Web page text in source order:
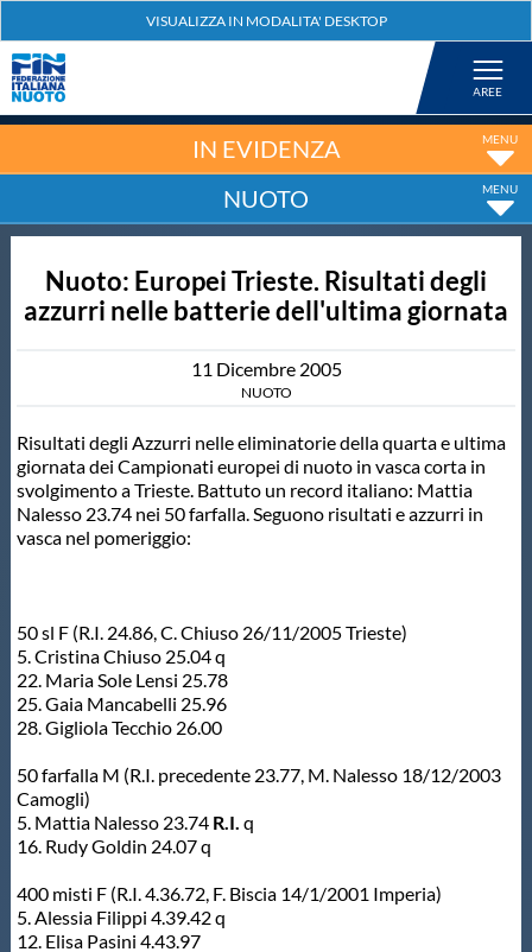
Nuoto
Tuffi
Salvamento
Formazione
GUG
Scuole Nuoto
Centri Federali
IN EVIDENZA
NUOTO
Nuoto: Europei Trieste. Risultati degli
azzurri nelle batterie dell'ultima giornata
11 Dicembre 2005
NUOTO
Risultati degli Azzurri nelle eliminatorie della quarta e ultima
giornata dei Campionati europei di nuoto in vasca corta in
svolgimento a Trieste. Battuto un record italiano: Mattia
Nalesso 23.74 nei 50 farfalla. Seguono risultati e azzurri in
vasca nel pomeriggio:
50 sl F (R.I. 24.86, C. Chiuso 26/11/2005 Trieste)
5. Cristina Chiuso 25.04 q
22. Maria Sole Lensi 25.78
25. Gaia Mancabelli 25.96
28. Gigliola Tecchio 26.00
50 farfalla M (R.I. precedente 23.77, M. Nalesso 18/12/2003
Camogli)
5. Mattia Nalesso 23.74 R.I. q
16. Rudy Goldin 24.07 q
400 misti F (R.I. 4.36.72, F. Biscia 14/1/2001 Imperia)
5. Alessia Filippi 4.39.42 q
12. Elisa Pasini 4.43.97